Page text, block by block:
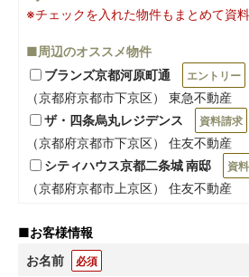
※チェックを入れた物件もまとめて資料
■周辺のオススメ物件
ブランズ京都河原町通
エントリー
（京都府京都市下京区） 東急不動産
ザ・四条烏丸レジデンス
資料請求
（京都府京都市下京区） 住友不動産
シティハウス京都二条城 南邸
資
（京都府京都市上京区） 住友不動産
■お客様情報
お名前
必須